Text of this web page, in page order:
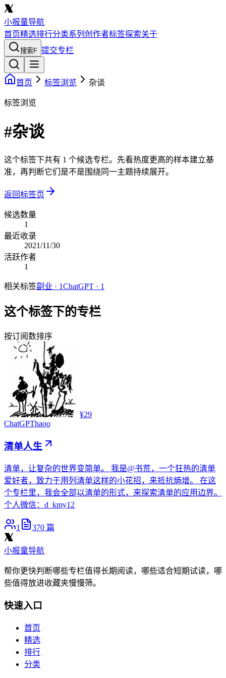
小报童导航
首页精选排行分类系列 创作者标签探索关于
搜索F 提交专栏
首页 标签浏览 杂谈
标签浏览
#杂谈
这个标签下共有 1 个候选专栏。先看热度更高的样本建立基
准，再判断它们是不是围绕同一主题持续展开。
返回标签页
候选数量
1
最近收录
2021/11/30
活跃作者
1
相关标签副业 · 1ChatGPT · 1
这个标签下的专栏
按订阅数排序
¥29
ChatGPThaoo
清单人生
清单，让复杂的世界变简单。 我是@书荒，一个狂热的清单
爱好者，致力于用列清单这样的小花招，来抵抗熵增。 在这
个专栏里，我会全部以清单的形式，来探索清单的应用边界。
个人微信：d_kmy12
1 370 篇
小报童导航
帮你更快判断哪些专栏值得长期阅读，哪些适合短期试读，哪
些值得放进收藏夹慢慢筛。
快速入口
首页
精选
排行
分类